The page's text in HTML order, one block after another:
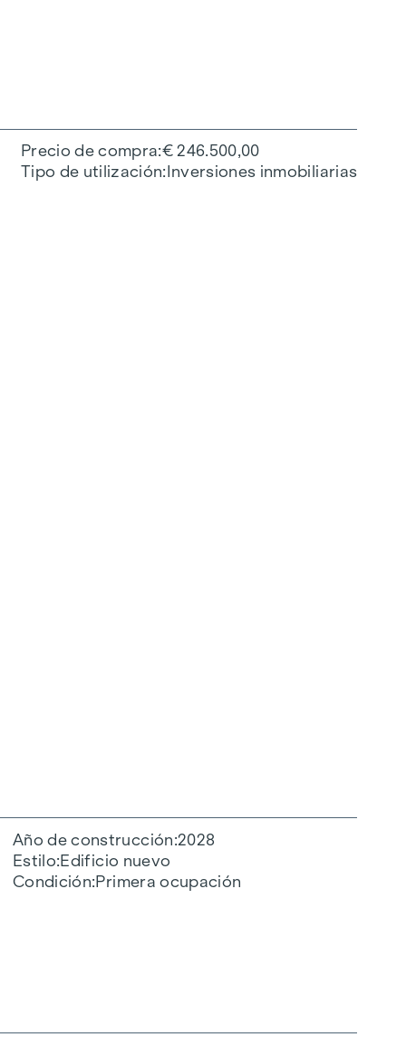
Precio de compra € 246.500,00
Tipo de utilización Inversiones inmobiliarias
Año de construcción 2028
Estilo Edificio nuevo
Condición Primera ocupación